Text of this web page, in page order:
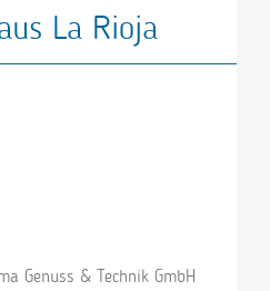
La Rioja
Genuss & Technik GmbH